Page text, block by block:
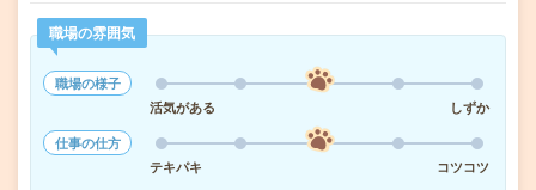
職場の雰囲気
職場の様子
活気がある
しずか
仕事の仕方
テキパキ
コツコツ